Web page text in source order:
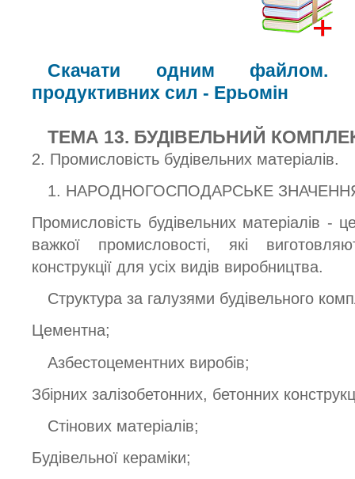
Скачати одним файлом.
продуктивних сил - Ерьомін
ТЕМА 13. БУДІВЕЛЬНИЙ
2. Промисловість будівельних матеріалів.
1. НАРОДНОГОСПОДАРСЬКЕ
Промисловість будівельних матеріалів -
важкої промисловості, які
конструкції для усіх видів виробництва.
Структура за галузями будівельного
Цементна;
Азбестоцементних виробів;
Збірних залізобетонних, бетонних
Стінових матеріалів;
Будівельної кераміки;